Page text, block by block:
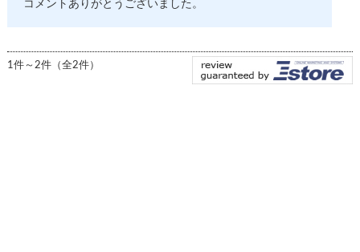
コメントありがとうございました。
1件～2件（全2件）